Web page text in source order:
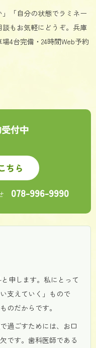
」「自分の状態でラミネー
談もお気軽にどうぞ。兵庫
4台完備・24時間Web予約
付中
ちら
078-996-9990
申します。私にとって
支えていく」もので
のだからです。
過ごすためには、お口
です。歯科医師である